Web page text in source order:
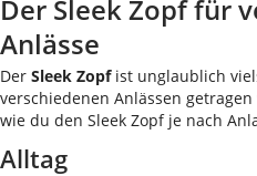
Der Sleek Zopf für
Anlässe
Der Sleek Zopfist unglaublich
verschiedenen Anlässen
wie du den Sleek Zopf je nach
Alltag